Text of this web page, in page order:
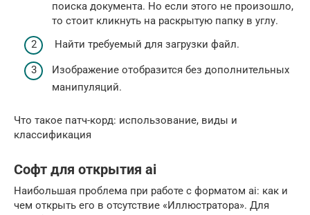
поиска документа. Но если этого не произошло,
то стоит кликнуть на раскрытую папку в углу.
Найти требуемый для загрузки файл.
Изображение отобразится без дополнительных
манипуляций.
Что такое патч-корд: использование, виды и
классификация
Софт для открытия ai
Наибольшая проблема при работе с форматом ai: как и
чем открыть его в отсутствие «Иллюстратора». Для